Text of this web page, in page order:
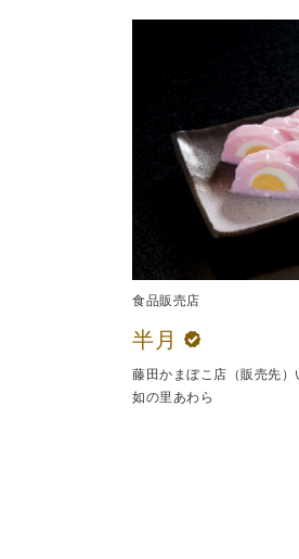
食品販売店
半月
藤田かまぼこ店（販売先
如の里あわら